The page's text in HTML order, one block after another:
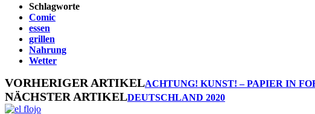
Schlagworte
Comic
essen
grillen
Nahrung
Wetter
VORHERIGER ARTIKELACHTUNG! KUNST! – PAPIER IN
NÄCHSTER ARTIKELDEUTSCHLAND 2020